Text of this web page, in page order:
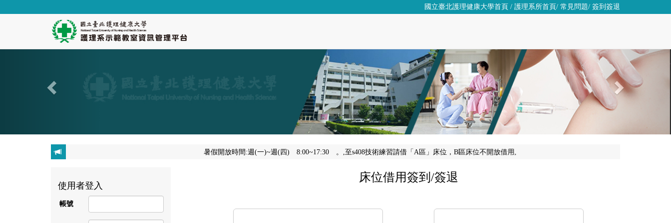
國立臺北護理健康大學首頁 / 護理系所首頁/ 常見問題/ 簽到簽退
暑假開放時間:週(一)~週(四) 8:00~17:30 。,至s408技術練習請借「A區」床位，B區床位不開放借用,
使用者登入
帳號
床位借用簽到/簽退